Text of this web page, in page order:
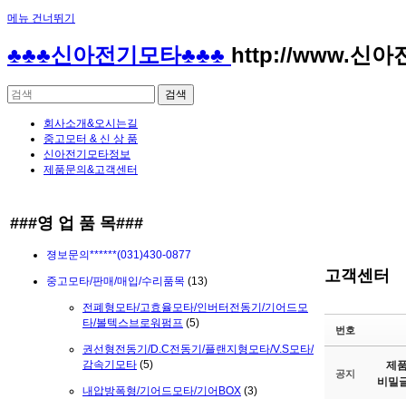
메뉴 건너뛰기
♣♣♣신아전기모타♣♣♣ http://www.신아
회사소개&오시는길
중고모터 & 신 상 품
신아전기모타정보
제품문의&고객센터
###영 업 품 목###
졍보문의******(031)430-0877
중고모타/판매/매입/수리품목 (13)
전폐형모타/고효율모타/인버터전동기/기어드모
타/볼텍스브로워펌프 (5)
권선형전동기/D.C전동기/플랜지형모타/V.S모타/
감속기모타 (5)
내압방폭형/기어드모타/기어BOX (3)
고객센터
번호
공지
제
비밀
Sketchbook5, 스케치북5
Sketchbook5, 스케치북5
Sketchbook5, 스케치북5
Sketchbook5, 스케치북5